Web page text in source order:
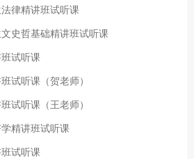
律精讲班试听课
史哲基础精讲班试听课
试听课
试听课（贺老师）
试听课（王老师）
精讲班试听课
试听课